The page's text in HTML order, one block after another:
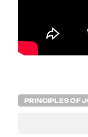
PRINCIPLES OF